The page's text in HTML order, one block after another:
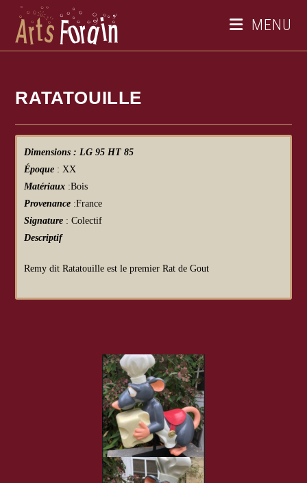
MENU
RATATOUILLE
Dimensions : LG 95 HT 85
Époque : XX
Matériaux :Bois
Provenance :France
Signature : Colectif
Descriptif
Remy dit Ratatouille est le premier Rat de Gout